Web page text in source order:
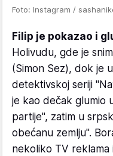
Foto: Instagram /
Filip je pokazao i
Holivudu, gde je
(Simon Sez), dok je
detektivskoj seriji
je kao dečak glumio
partije", zatim u
obećanu zemlju".
nekoliko TV reklama